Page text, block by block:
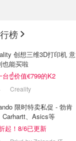
榜
创想三维3D打印机 意
也能买啦
台☝️价值€799的K2
！Creality
限时特卖私促 - 勃肯
Carhartt、Asics等
起！8/6已更新